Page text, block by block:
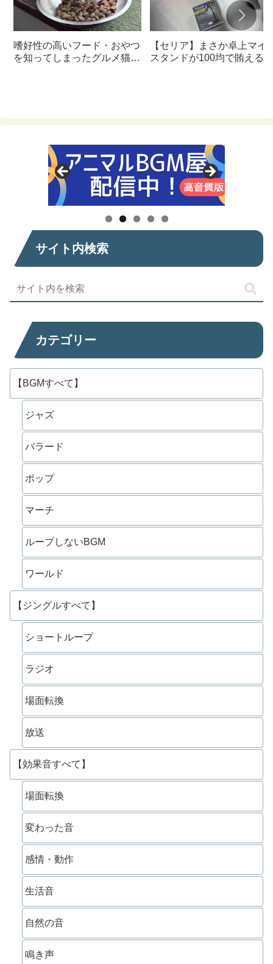
嗜好性の高いフード・おやつ
を知ってしまったグルメ猫の
【セリア】まさか卓上マイ
スタンドが100均で賄えるな
サイト内検索
カテゴリー
【BGMすべて】
ジャズ
バラード
ポップ
マーチ
ループしないBGM
ワールド
【ジングルすべて】
ショートループ
ラジオ
場面転換
放送
【効果音すべて】
場面転換
変わった音
感情・動作
生活音
自然の音
鳴き声